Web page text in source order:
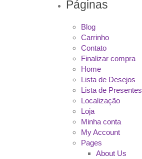
Páginas
Blog
Carrinho
Contato
Finalizar compra
Home
Lista de Desejos
Lista de Presentes
Localização
Loja
Minha conta
My Account
Pages
About Us